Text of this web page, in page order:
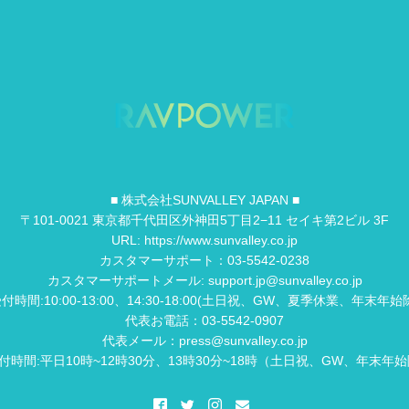
■ 株式会社SUNVALLEY JAPAN ■
〒101-0021 東京都千代田区外神田5丁目2−11 セイキ第2ビル 3F
URL: https://www.sunvalley.co.jp
カスタマーサポート：03-5542-0238
カスタマーサポートメール: support.jp@sunvalley.co.jp
時間:10:00-13:00、14:30-18:00(土日祝、GW、夏季休業、年末年始
代表お電話：03-5542-0907
代表メール：press@sunvalley.co.jp
時間:平日10時~12時30分、13時30分~18時（土日祝、GW、年末年始